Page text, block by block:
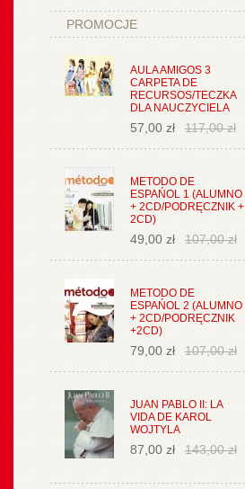
PROMOCJE
AULA AMIGOS 3
CARPETA DE
RECURSOS/TECZKA
DLA NAUCZYCIELA
57,00 zł 117,00 zł
METODO DE
ESPAŃOL 1 (ALUMNO
+ 2CD/PODRĘCZNIK +
2CD)
49,00 zł 107,00 zł
METODO DE
ESPAŃOL 2 (ALUMNO
+ 2CD/PODRĘCZNIK
+2CD)
79,00 zł 107,00 zł
JUAN PABLO II: LA
VIDA DE KAROL
WOJTYLA
87,00 zł 143,00 zł